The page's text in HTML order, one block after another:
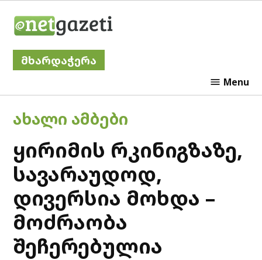
მხარდაჭერა
Menu
POSTED
ᲐᲮᲐᲚᲘ ᲐᲛᲑᲔᲑᲘ
ყირიმის რკინიგზაზე,
სავარაუდოდ,
დივერსია მოხდა –
მოძრაობა
შეჩერებულია